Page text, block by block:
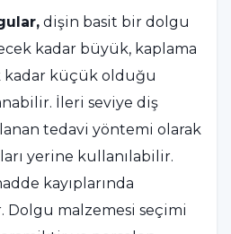
dişin basit bir dolgu
kadar büyük, kaplama
kadar küçük olduğu
İleri seviye diş
tedavi yöntemi olarak
yerine kullanılabilir.
kayıplarında
Dolgu malzemesi seçimi